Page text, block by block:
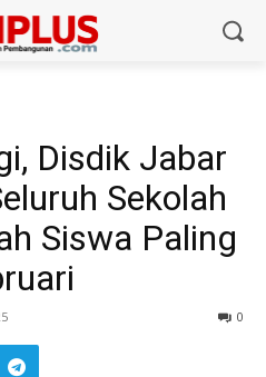
Disdik Jabar
Sekolah
Siswa Paling
0